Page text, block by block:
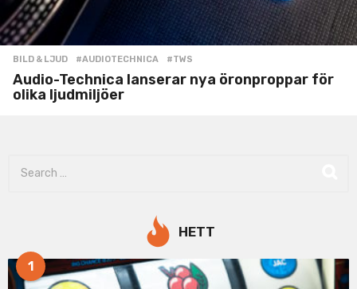
BILD & LJUD #AUDIOTECHNICA ,#TWS
Audio-Technica lanserar nya öronproppar för
olika ljudmiljöer
o
r
HETT
1